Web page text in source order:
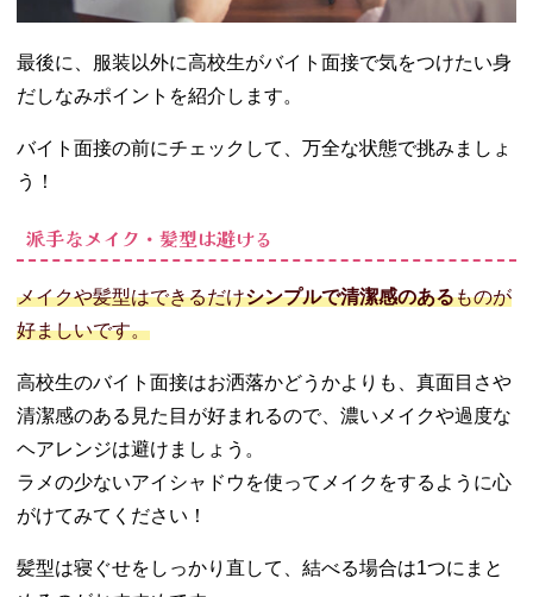
最後に、服装以外に高校生がバイト面接で気をつけたい身
だしなみポイントを紹介します。
バイト面接の前にチェックして、万全な状態で挑みましょ
う！
派手なメイク・髪型は避ける
メイクや髪型はできるだけシンプルで清潔感のあるものが
好ましいです。
高校生のバイト面接はお洒落かどうかよりも、真面目さや
清潔感のある見た目が好まれるので、濃いメイクや過度な
ヘアレンジは避けましょう。
ラメの少ないアイシャドウを使ってメイクをするように心
がけてみてください！
髪型は寝ぐせをしっかり直して、結べる場合は1つにまと